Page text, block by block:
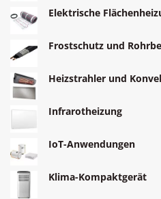
Elektrische
Frostschutz und
Heizstrahler und
Infrarotheizung
IoT-Anwendungen
Klima-Kompaktgerät